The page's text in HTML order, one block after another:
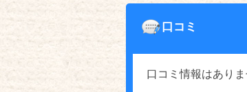
口コミ
口コミ情報はありま